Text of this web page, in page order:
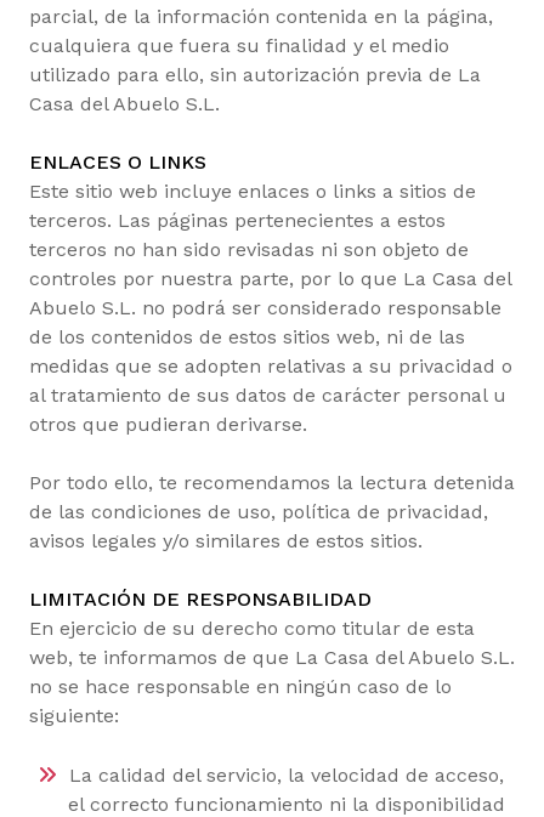
parcial, de la información contenida en la página,
cualquiera que fuera su finalidad y el medio
utilizado para ello, sin autorización previa de La
Casa del Abuelo S.L.
ENLACES O LINKS
Este sitio web incluye enlaces o links a sitios de
terceros. Las páginas pertenecientes a estos
terceros no han sido revisadas ni son objeto de
controles por nuestra parte, por lo que La Casa del
Abuelo S.L. no podrá ser considerado responsable
de los contenidos de estos sitios web, ni de las
medidas que se adopten relativas a su privacidad o
al tratamiento de sus datos de carácter personal u
otros que pudieran derivarse.
Por todo ello, te recomendamos la lectura detenida
de las condiciones de uso, política de privacidad,
avisos legales y/o similares de estos sitios.
LIMITACIÓN DE RESPONSABILIDAD
En ejercicio de su derecho como titular de esta
web, te informamos de que La Casa del Abuelo S.L.
no se hace responsable en ningún caso de lo
siguiente:
La calidad del servicio, la velocidad de acceso,
el correcto funcionamiento ni la disponibilidad